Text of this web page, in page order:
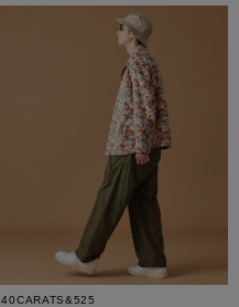
40CARATS&525